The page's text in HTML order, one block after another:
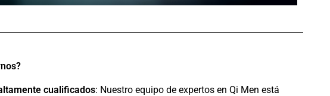
cualificados: Nuestro equipo de expertos en Qi Men está